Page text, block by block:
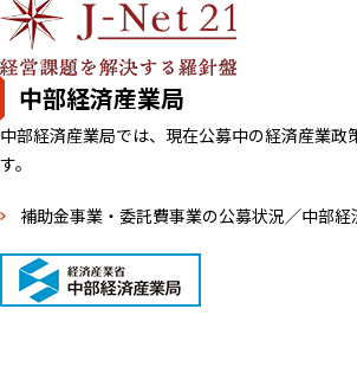
中部経済産業局
中部経済産業局では、現在公募中の経済産業政
す。
補助金事業・委託費事業の公募状況／中部経